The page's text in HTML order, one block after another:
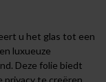
u het glas tot een
luxueuze
Deze folie biedt